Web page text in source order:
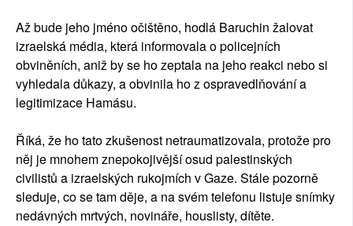
Až bude jeho jméno očištěno, hodlá Baruchin žalovat
izraelská média, která informovala o policejních
obviněních, aniž by se ho zeptala na jeho reakci nebo si
vyhledala důkazy, a obvinila ho z ospravedlňování a
legitimizace Hamásu.
Říká, že ho tato zkušenost netraumatizovala, protože pro
něj je mnohem znepokojivější osud palestinských
civilistů a izraelských rukojmích v Gaze. Stále pozorně
sleduje, co se tam děje, a na svém telefonu listuje snímky
nedávných mrtvých, novináře, houslisty, dítěte.